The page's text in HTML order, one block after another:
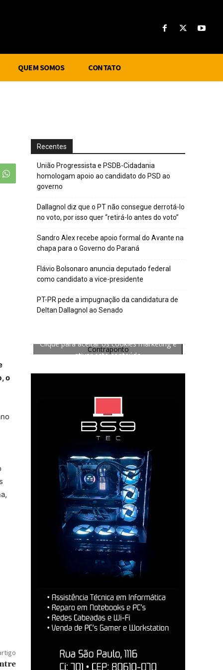
QUEM SOMOS CONTATO
o
Recentes
União Progressista e PSDB-Cidadania
homologam apoio ao candidato do PSD ao
governo
Dallagnol diz que o PT não consegue derrotá-lo
no voto, por isso quer “retirá-lo antes do voto”
Sandro Alex recebe apoio formal do Avante na
chapa para o Governo do Paraná
Flávio Bolsonaro anuncia deputado federal
como candidato a vice-presidente
PT-PR pede a impugnação da candidatura de
Deltan Dallagnol ao Senado
Contraponto
Clique para aceitar os cookies marketing e
ativar este conteúdo